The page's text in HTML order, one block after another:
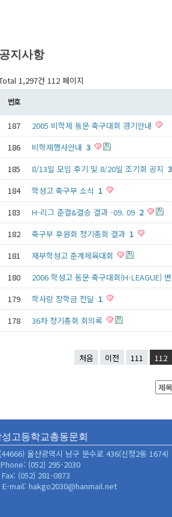
공지사항
1,297건 112 페이지
번호
187 2005 비학제 동문 축구대회 경기안내
186
비학제행사안내 3
185
8/13일 모임 후기 및 8/20일 조기회 공지 3
184
학성고 축구부 소식 1
183
H-리그 준결&결승 결과 -09. 09 2
182
축구부 후원회 정기총회 결과 1
181
재부학성고 춘계체육대회
180
2006 학성고 동문 축구대회(H-LEAGUE)
179
학사랑 장학금 전달 1
178
36차 정기총회 회의록
처음 이전 111 112
고등학교총동문회
울산광역시 남구 문수로 436(신정2동 1674)
Phone: (052) 295-2030
Fax: (052) 281-0873
E-mail: hakgo2030@hanmail.net